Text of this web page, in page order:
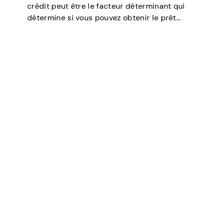
crédit peut être le facteur déterminant qui
détermine si vous pouvez obtenir le prêt